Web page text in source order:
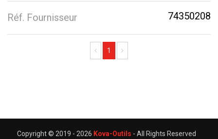
Réf. Fournisseur 74350208
Previous
1
Copyright © 2019 - 2026 Kova-Outils - All Rights Reserved